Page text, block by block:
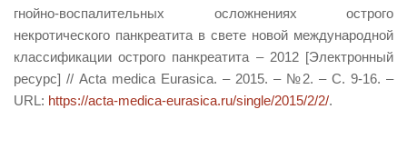
гнойно-воспалительных осложнениях острого
некротического панкреатита в свете новой международной
классификации острого панкреатита – 2012 [Электронный
ресурс] // Acta medica Eurasica. – 2015. – №2. – С. 9-16. –
URL: https://acta-medica-eurasica.ru/single/2015/2/2/.